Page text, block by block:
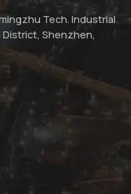
Tech. Industrial
District, Shenzhen,